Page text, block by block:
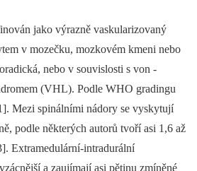
jako výrazně vaskularizovaný
v mozečku, mozkovém kmeni nebo
nebo v souvislosti s von
(VHL). Podle WHO gradingu
Mezi spinálními nádory se vyskytují
podle některých autorů tvoří asi 1,6 až
Extra­medulární-intradurální
a zaujímají asi pětinu zmíněné